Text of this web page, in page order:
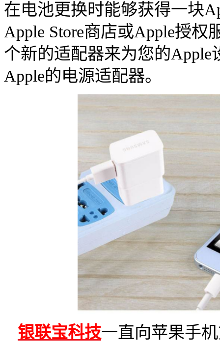
在电池更换时能够获得一块
Apple Store商店或Apple授
个新的适配器来为您的
Apple的电源适配器。
银联宝科技一直向苹果手